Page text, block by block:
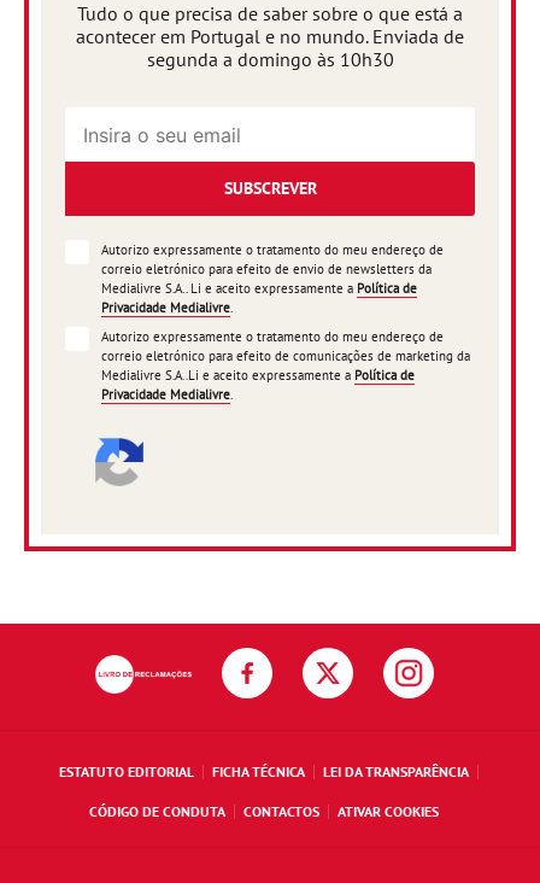
Tudo o que precisa de saber sobre o que está a
acontecer em Portugal e no mundo. Enviada de
segunda a domingo às 10h30
SUBSCREVER
Autorizo expressamente o tratamento do meu endereço de
correio eletrónico para efeito de envio de newsletters da
Medialivre S.A.. Li e aceito expressamente a Política de
Privacidade Medialivre.
Autorizo expressamente o tratamento do meu endereço de
correio eletrónico para efeito de comunicações de marketing da
Medialivre S.A..Li e aceito expressamente a Política de
Privacidade Medialivre.
ESTATUTO EDITORIAL FICHA TÉCNICA LEI DA TRANSPARÊNCIA
CÓDIGO DE CONDUTA CONTACTOS ATIVAR COOKIES